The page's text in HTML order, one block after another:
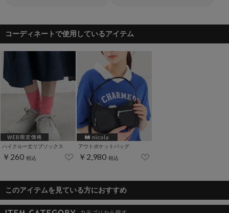
コーディネートで使用しているアイテム
ハイクルー丈リブソックス
￥260 税込
アウトポケットバッグ
￥2,980 税込
このアイテムを見ている方におすすめ